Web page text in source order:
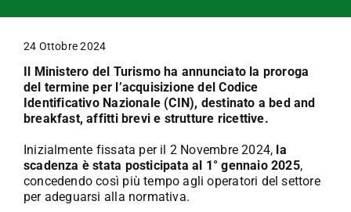
Formazione
Convenzioni
L’Agricoltore cuneese
Fotogallery
Lavora con noi
Contatti
24 Ottobre 2024
Il Ministero del Turismo ha annunciato la proroga
del termine per l’acquisizione del Codice
Identificativo Nazionale (CIN), destinato a bed and
breakfast, affitti brevi e strutture ricettive.
Inizialmente fissata per il 2 Novembre 2024, la
scadenza è stata posticipata al 1° gennaio 2025,
concedendo così più tempo agli operatori del settore
per adeguarsi alla normativa.